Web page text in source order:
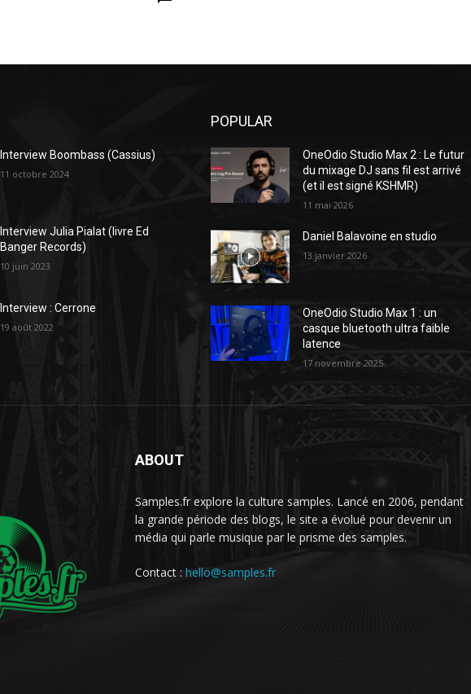
Interview Boombass (Cassius)
11 octobre 2024
Interview Julia Pialat (livre Ed
Banger Records)
10 juin 2023
Interview : Cerrone
19 août 2022
POPULAR
OneOdio Studio Max 2 : Le futur
du mixage DJ sans fil est arrivé
(et il est signé KSHMR)
11 mai 2026
Daniel Balavoine en studio
13 janvier 2026
OneOdio Studio Max 1 : un
casque bluetooth ultra faible
latence
17 novembre 2025
ABOUT
Samples.fr explore la culture samples. Lancé en 2006, pendant
la grande période des blogs, le site a évolué pour devenir un
média qui parle musique par le prisme des samples.
Contact : hello@samples.fr